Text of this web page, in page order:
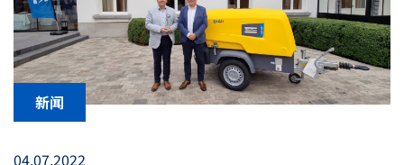
新闻
04.07.2022